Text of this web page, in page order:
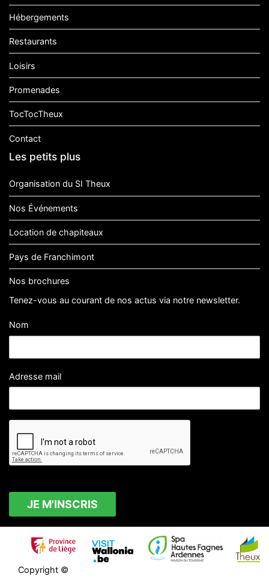
Hébergements
Restaurants
Loisirs
Promenades
TocTocTheux
Contact
Les petits plus
Organisation du SI Theux
Nos Événements
Location de chapiteaux
Pays de Franchimont
Nos brochures
Tenez-vous au courant de nos actus via notre newsletter.
Nom
Adresse mail
Copyright ©